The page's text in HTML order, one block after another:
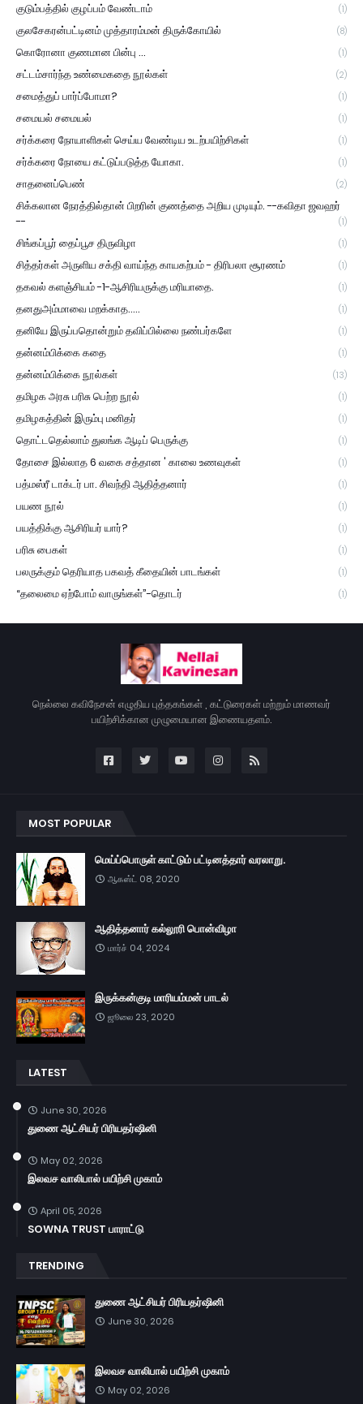
குடும்பத்தில் குழப்பம் வேண்டாம் (1)
குலசேகரன்பட்டினம் முத்தாரம்மன் திருக்கோயில் (8)
கொரோனா குணமான பின்பு ... (1)
சட்டம்சார்ந்த உண்மைகதை நூல்கள் (2)
சமைத்துப் பார்ப்போமா? (1)
சமையல் சமையல் (1)
சர்க்கரை நோயாளிகள் செய்ய வேண்டிய உடற்பயிற்சிகள் (1)
சர்க்கரை நோயை கட்டுப்படுத்த யோகா. (1)
சாதனைப்பெண் (2)
சிக்கலான நேரத்தில்தான் பிறரின் குணத்தை அறிய முடியும். --கவிதா ஜவஹர்
--
(1)
சிங்கப்பூர் தைப்பூச திருவிழா (1)
சித்தர்கள் அருளிய சக்தி வாய்ந்த காயகற்பம் - திரிபலா சூரணம் (1)
தகவல் களஞ்சியம் -1-ஆசிரியருக்கு மரியாதை. (1)
தனதுஅம்மாவை மறக்காத..... (1)
தனியே இருப்பதொன்றும் தவிப்பில்லை நண்பர்களே (1)
தன்னம்பிக்கை கதை (1)
தன்னம்பிக்கை நூல்கள் (13)
தமிழக அரசு பரிசு பெற்ற நூல் (1)
தமிழகத்தின் இரும்பு மனிதர் (1)
தொட்டதெல்லாம் துலங்க ஆடிப் பெருக்கு (1)
தோசை இல்லாத 6 வகை சத்தான ' காலை உணவுகள் (1)
பத்மஸ்ரீ டாக்டர் பா. சிவந்தி ஆதித்தனார் (1)
பயண நூல் (1)
பயத்திக்கு ஆசிரியர் யார்? (1)
பரிசு பைகள் (1)
பலருக்கும் தெரியாத பகவத் கீதையின் பாடங்கள் (1)
“தலைமை ஏற்போம் வாருங்கள்”-தொடர் (1)
நெல்லை கவிநேசன் எழுதிய புத்தகங்கள் , கட்டுரைகள் மற்றும் மாணவர்
பயிற்சிக்கான முழுமையான இணையதளம்.
MOST POPULAR
மெய்ப்பொருள் காட்டும் பட்டினத்தார் வரலாறு.
ஆகஸ்ட் 08, 2020
ஆதித்தனார் கல்லூரி பொன்விழா
மார்ச் 04, 2024
இருக்கன்குடி மாரியம்மன் பாடல்
ஜூலை 23, 2020
LATEST
June 30, 2026
துணை ஆட்சியர் பிரியதர்ஷினி
May 02, 2026
இலவச வாலிபால் பயிற்சி முகாம்
April 05, 2026
SOWNA TRUST பாராட்டு
TRENDING
துணை ஆட்சியர் பிரியதர்ஷினி
June 30, 2026
இலவச வாலிபால் பயிற்சி முகாம்
May 02, 2026